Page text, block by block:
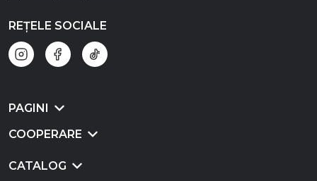
REȚELE SOCIALE
PAGINI
COOPERARE
CATALOG